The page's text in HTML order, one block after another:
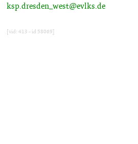
ksp.dresden_west@evlks.de
[vid: 413 - id 58069]